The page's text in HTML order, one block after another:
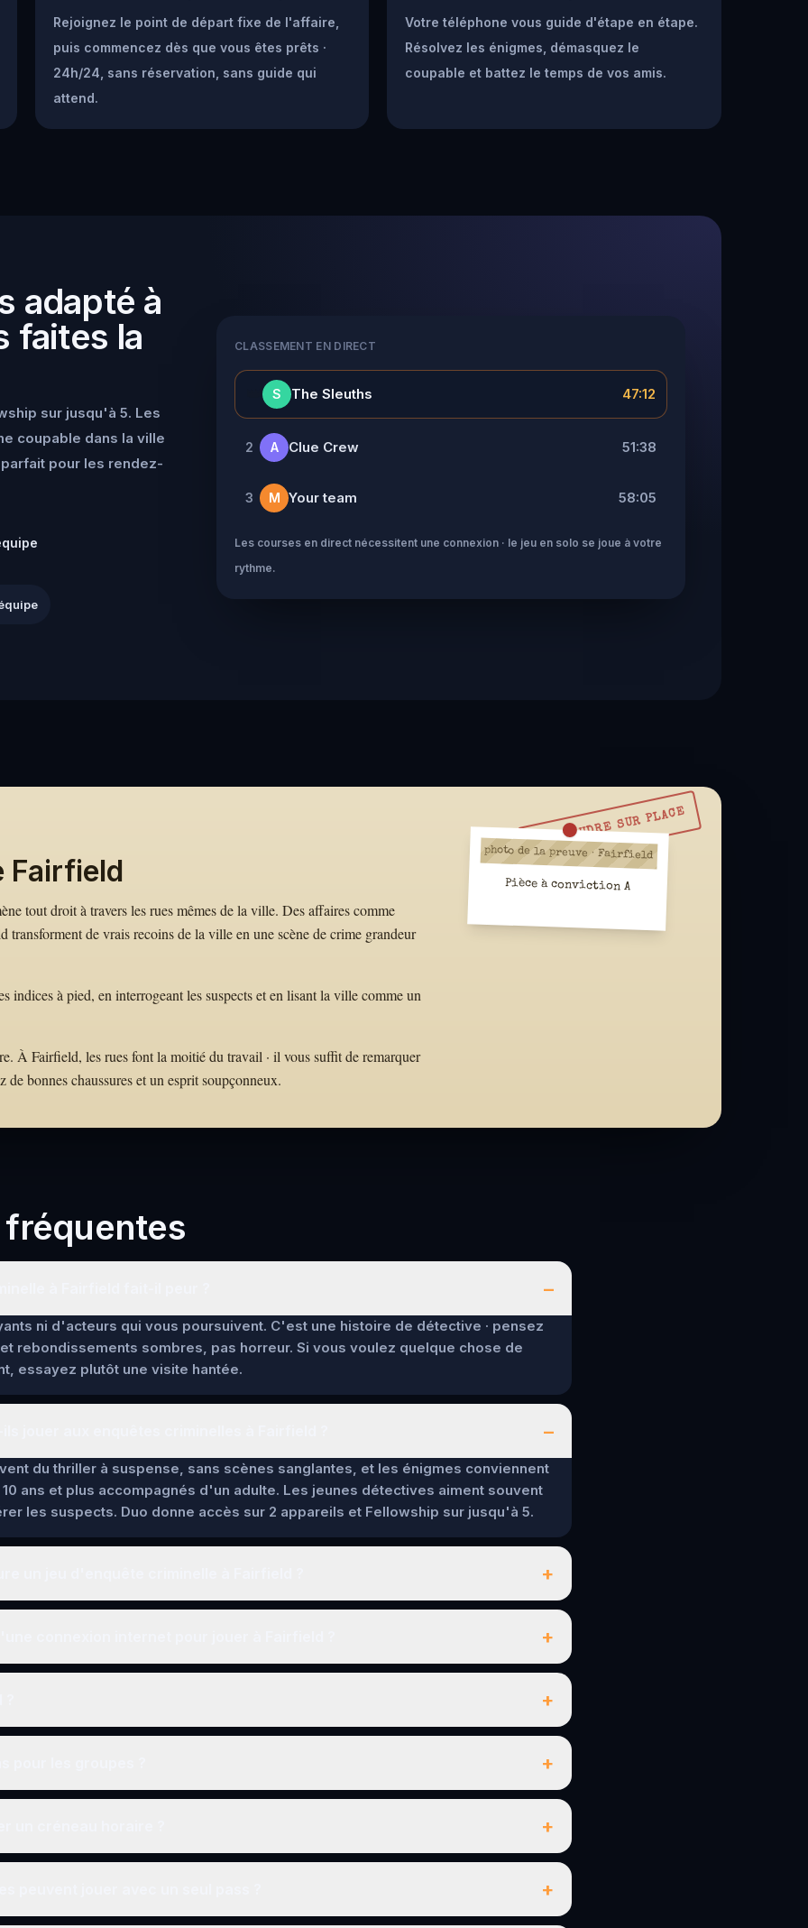
Rejoignez le point de départ fixe de l'affaire,
puis commencez dès que vous êtes prêts ·
24h/24, sans réservation, sans guide qui
attend.
Votre téléphone vous guide d'étape en étape.
Résolvez les énigmes, démasquez le
coupable et battez le temps de vos amis.
adapté à
faites la
sur jusqu'à 5. Les
coupable dans la ville
pour les rendez-
CLASSEMENT EN DIRECT
S The Sleuths 47:12
2 A Clue Crew 51:38
3 M Your team 58:05
Les courses en direct nécessitent une connexion · le jeu en solo se joue à votre
rythme.
À RÉSOUDRE SUR PLACE
Fairfield
tout droit à travers les rues mêmes de la ville. Des affaires comme
de vrais recoins de la ville en une scène de crime grandeur
indices à pied, en interrogeant les suspects et en lisant la ville comme un
À Fairfield, les rues font la moitié du travail · il vous suffit de remarquer
bonnes chaussures et un esprit soupçonneux.
photo de la preuve · Fairfield
Pièce à conviction A
–
ni d'acteurs qui vous poursuivent. C'est une histoire de détective · pensez
rebondissements sombres, pas horreur. Si vous voulez quelque chose de
essayez plutôt une visite hantée.
–
du thriller à suspense, sans scènes sanglantes, et les énigmes conviennent
ans et plus accompagnés d'un adulte. Les jeunes détectives aiment souvent
les suspects. Duo donne accès sur 2 appareils et Fellowship sur jusqu'à 5.
+
+
+
+
+
+